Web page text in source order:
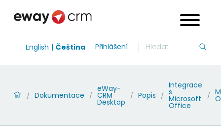
English Čeština Přihlášení
/ Dokumentace /
eWay-
CRM
Desktop
/ Popis /
Integrace
s
Microsoft
Office
/